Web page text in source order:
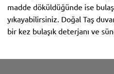
madde döküldüğünde ise
yıkayabilirsiniz. Doğal Taş
bir kez bulaşık deterjanı ve